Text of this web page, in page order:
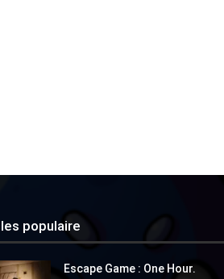
populaire
Escape Game : One Hour.